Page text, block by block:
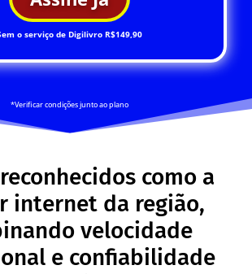
o serviço de Digilivro R$149,90
*Verificar condições junto ao plano
como a
internet da região,
velocidade
e confiabilidade